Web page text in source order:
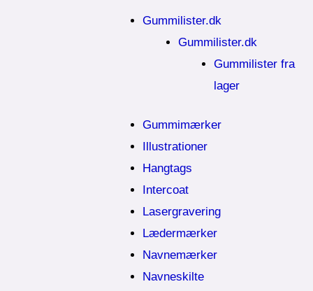
Gummilister.dk
Gummilister.dk
Gummilister fra
lager
Gummimærker
Illustrationer
Hangtags
Intercoat
Lasergravering
Lædermærker
Navnemærker
Navneskilte